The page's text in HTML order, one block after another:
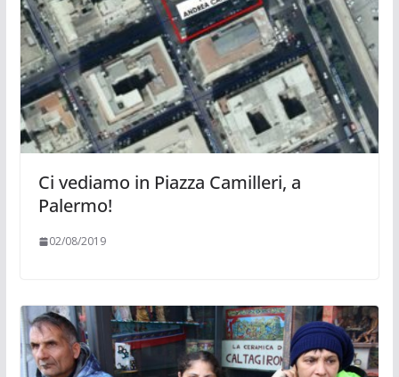
Ci vediamo in Piazza Camilleri, a
Palermo!
02/08/2019